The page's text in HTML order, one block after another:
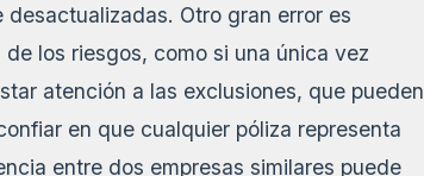
Otro gran error es
los riesgos, como si una única vez
atención a las exclusiones, que pueden
en que cualquier póliza representa
entre dos empresas similares puede